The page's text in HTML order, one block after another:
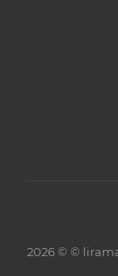
2026 © ©